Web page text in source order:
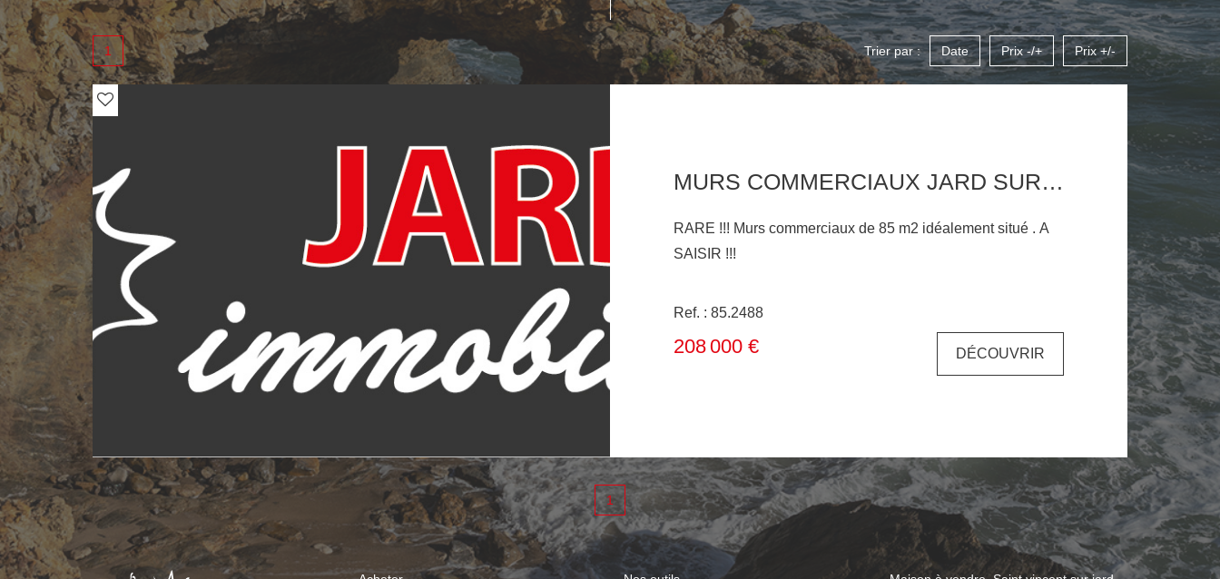
1 Trier par : Date Prix -/+ Prix +/-
MURS COMMERCIAUX JARD SUR MER 85 M2
RARE !!! Murs commerciaux de 85 m2 idéalement situé . A
SAISIR !!!
Ref. : 85.2488
208 000 € DÉCOUVRIR
1